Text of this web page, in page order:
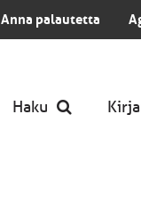
Anna palautetta
Haku